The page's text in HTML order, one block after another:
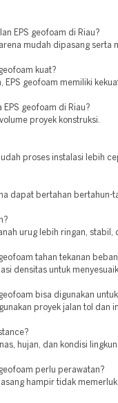
EPS geofoam di Riau?
mudah dipasang serta
kuat?
EPS geofoam memiliki
EPS geofoam di Riau?
proyek konstruksi.
proses instalasi lebih
dapat bertahan bertahun-
urug lebih ringan,
geofoam tahan tekanan
densitas untuk
geofoam bisa digunakan
proyek jalan tol dan
hujan, dan kondisi
geofoam perlu perawatan?
hampir tidak